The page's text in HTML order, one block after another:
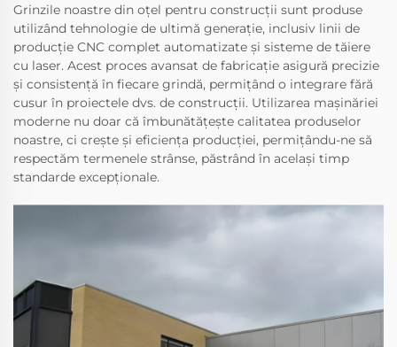
Grinzile noastre din oțel pentru construcții sunt produse
utilizând tehnologie de ultimă generație, inclusiv linii de
producție CNC complet automatizate și sisteme de tăiere
cu laser. Acest proces avansat de fabricație asigură precizie
și consistență în fiecare grindă, permițând o integrare fără
cusur în proiectele dvs. de construcții. Utilizarea mașinăriei
moderne nu doar că îmbunătățește calitatea produselor
noastre, ci crește și eficiența producției, permițându-ne să
respectăm termenele strânse, păstrând în același timp
standarde excepționale.